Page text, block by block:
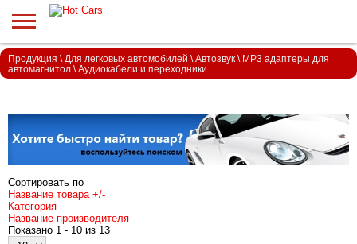
Продукция \ Для легковых автомобилей \ Автозвук \ MP3 адаптеры для
автомагнитол \ Аудиокабели и переходники
Сортировать по
Название товара +/-
Категория
Название производителя
Показано 1 - 10 из 13